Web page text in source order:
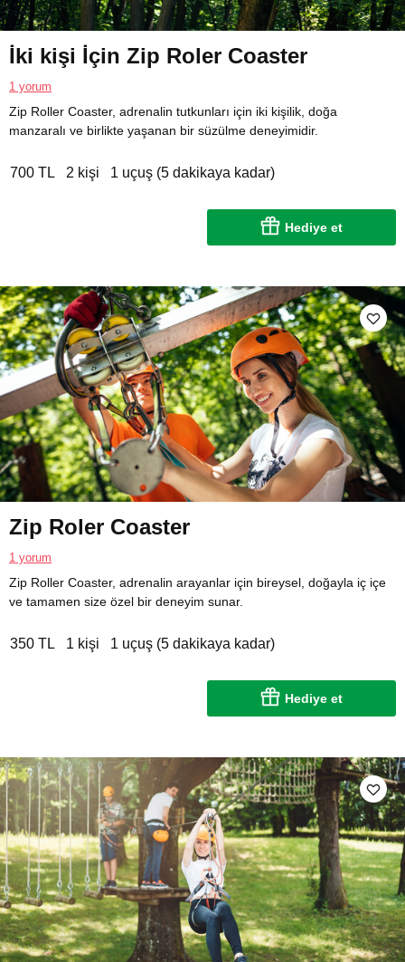
İki kişi İçin Zip Roler Coaster
1 yorum
Zip Roller Coaster, adrenalin tutkunları için iki kişilik, doğa
manzaralı ve birlikte yaşanan bir süzülme deneyimidir.
700 TL 2 kişi 1 uçuş (5 dakikaya kadar)
Hediye et
Zip Roler Coaster
1 yorum
Zip Roller Coaster, adrenalin arayanlar için bireysel, doğayla iç içe
ve tamamen size özel bir deneyim sunar.
350 TL 1 kişi 1 uçuş (5 dakikaya kadar)
Hediye et